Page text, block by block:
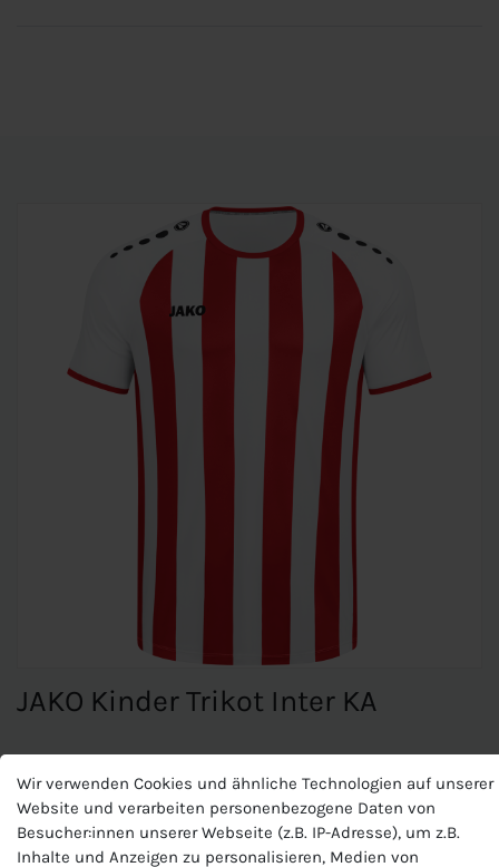
JAKO Kinder Trikot Inter KA
JAKO Kinder Trikot Inter KA
Materialart:Polyester-Interlock
Zusammensetzung: 100 % Polyester (recycelt)
Wir verwenden Cookies und ähnliche Technologien auf unserer
Website und verarbeiten personenbezogene Daten von
Besucher:innen unserer Webseite (z.B. IP-Adresse), um z.B.
Inhalte und Anzeigen zu personalisieren, Medien von